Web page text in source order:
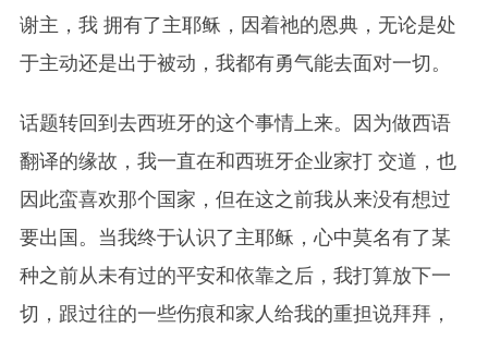
谢主，我 拥有了主耶稣，因着祂的恩典，无论是处
于主动还是出于被动，我都有勇气能去面对一切。
话题转回到去西班牙的这个事情上来。因为做西语
翻译的缘故，我一直在和西班牙企业家打 交道，也
因此蛮喜欢那个国家，但在这之前我从来没有想过
要出国。当我终于认识了主耶稣，心中莫名有了某
种之前从未有过的平安和依靠之后，我打算放下一
切，跟过往的一些伤痕和家人给我的重担说拜拜，